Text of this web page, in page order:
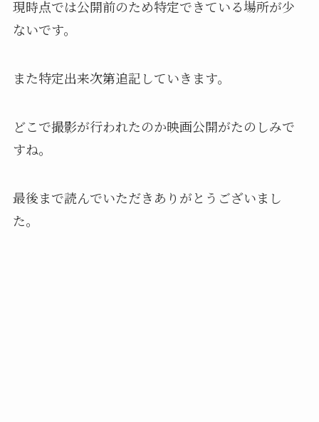
現時点では公開前のため特定できている場所が少
ないです。
また特定出来次第追記していきます。
どこで撮影が行われたのか映画公開がたのしみで
すね。
最後まで読んでいただきありがとうございまし
た。